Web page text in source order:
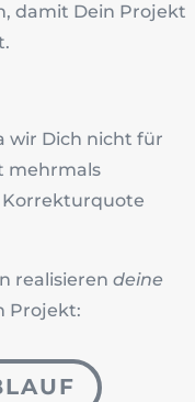
damit Dein Projekt
wir Dich nicht für
mehrmals
Korrekturquote
realisieren deine
Projekt: